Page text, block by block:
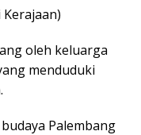
oleh keluarga
menduduki
Palembang